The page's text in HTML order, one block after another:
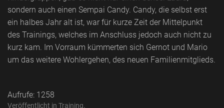
sondern auch einen Sempai Candy. Candy, die selbst erst
ein halbes Jahr alt ist, war für kurze Zeit der Mittelpunkt
des Trainings, welches im Anschluss jedoch auch nicht zu
kurz kam. Im Vorraum kümmerten sich Gernot und Mario
um das weitere Wohlergehen, des neuen Familienmitglieds.
Aufrufe: 1258
Veröffentlicht in Training.